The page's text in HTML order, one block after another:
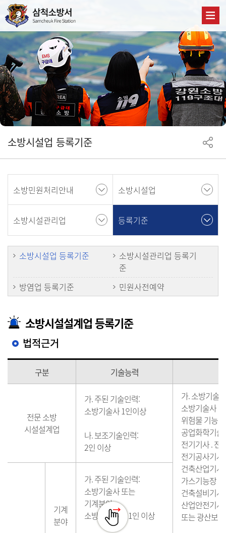
소방시설업 등록기준
소방민원처리안내 소방시설업
소방시설관리업 등록기준
소방시설업 등록기준
소방시설관리업 등록기
준
방염업 등록기준
민원사전예약
소방시설설계업 등록기준
법적근거
구분 기술능력
전문 소방
시설설계업
가. 주된 기술인력:
소방기술사 1인이상
나. 보조기술인력:
2인 이상
가. 소방기술
소방기술사 .
위험물 기능
공업화학기술
전기기사 . 전
전기공사기사
건축산업기사
가스기능장 .
건축설비기사
산업안전기사
또는 광산보
기계
분야
가. 주된 기술인력:
소방기술사 또는
기계분야
소방설비기사 1인 이상